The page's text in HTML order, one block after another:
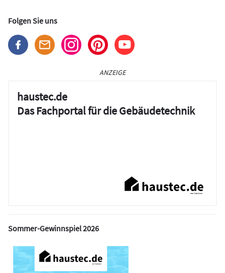
Folgen Sie uns
ANZEIGE
haustec.de
Das Fachportal für die Gebäudetechnik
Sommer-Gewinnspiel 2026